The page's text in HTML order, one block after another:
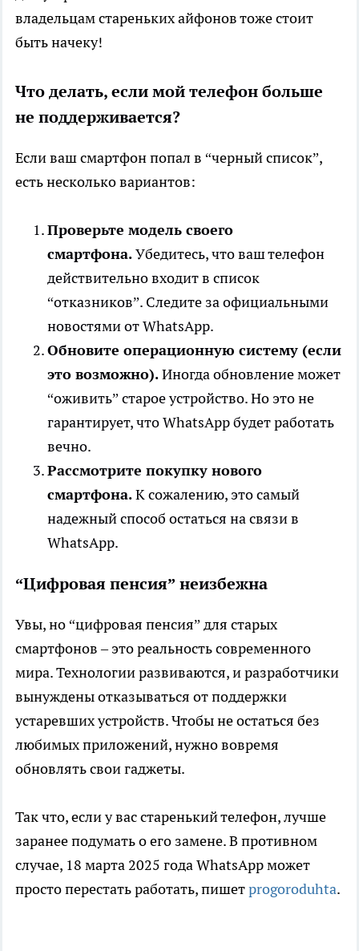
владельцам стареньких айфонов тоже стоит
быть начеку!
Что делать, если мой телефон больше
не поддерживается?
Если ваш смартфон попал в “черный список”,
есть несколько вариантов:
Проверьте модель своего
смартфона.Убедитесь, что ваш телефон
действительно входит в список
“отказников”. Следите за официальными
новостями от WhatsApp.
Обновите операционную систему (если
это возможно).Иногда обновление может
“оживить” старое устройство. Но это не
гарантирует, что WhatsApp будет работать
вечно.
Рассмотрите покупку нового
смартфона.К сожалению, это самый
надежный способ остаться на связи в
WhatsApp.
“Цифровая пенсия” неизбежна
Увы, но “цифровая пенсия” для старых
смартфонов – это реальность современного
мира. Технологии развиваются, и разработчики
вынуждены отказываться от поддержки
устаревших устройств. Чтобы не остаться без
любимых приложений, нужно вовремя
обновлять свои гаджеты.
Так что, если у вас старенький телефон, лучше
заранее подумать о его замене. В противном
случае, 18 марта 2025 года WhatsApp может
просто перестать работать, пишетprogoroduhta.